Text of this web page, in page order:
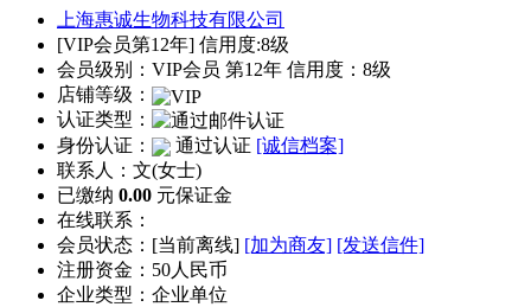
上海惠诚生物科技有限公司
[VIP会员第12年] 信用度:8级
会员级别：VIP会员 第12年 信用度：8级
店铺等级：
认证类型：
身份认证：
通过认证 [诚信档案]
联系人：文(女士)
已缴纳 0.00 元保证金
在线联系：
会员状态：[当前离线] [加为商友] [发送信件]
注册资金：50人民币
企业类型：企业单位